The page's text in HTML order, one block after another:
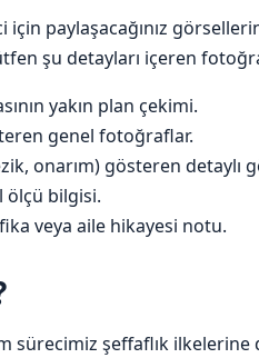
için paylaşacağınız
şu detayları içeren
yakın plan çekimi.
genel fotoğraflar.
onarım) gösteren detaylı
ölçü bilgisi.
veya aile hikayesi notu.
sürecimiz şeffaflık ilkelerine